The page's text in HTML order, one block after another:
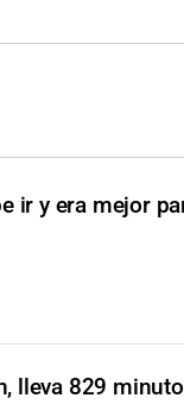
ir y era mejor
lleva 829